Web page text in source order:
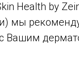
Health by
мы
Вашим